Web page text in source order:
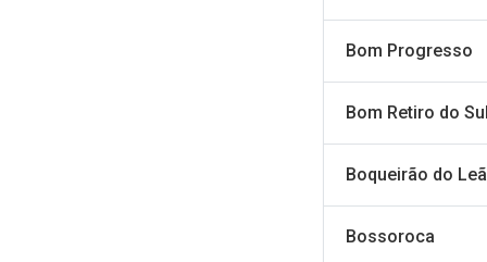
Bom Progresso
Bom Retiro do Sul
Boqueirão do
Bossoroca